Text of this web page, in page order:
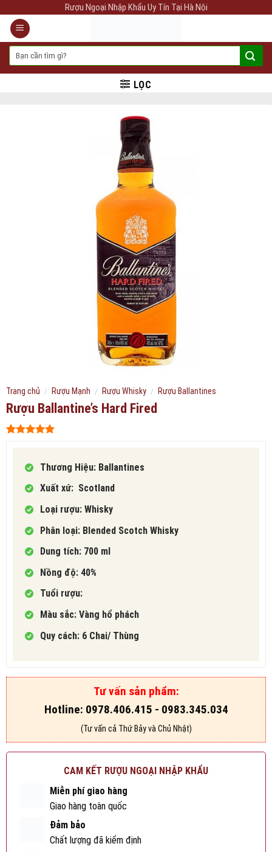
content
Rượu Ngoại Nhập Khẩu Uy Tín Tại Hà Nội
kiếm:
LỌC
Trang chủ / Rượu Mạnh / Rượu Whisky / Rượu Ballantines
Rượu Ballantine’s Hard Fired
đánh giáThương Hiệu: Ballantines
Xuất xứ: Scotland
Loại rượu: Whisky
Phân loại: Blended Scotch Whisky
Dung tích: 700 ml
Nồng độ: 40%
Tuổi rượu:
Màu sắc: Vàng hổ phách
Quy cách: 6 Chai/ Thùng
Tư vấn sản phẩm:
Hotline: 0978.406.415 - 0983.345.034
(Tư vấn cả Thứ Bảy và Chủ Nhật)
CAM KẾT RƯỢU NGOẠI NHẬP KHẨU
Miễn phí giao hàng
Giao hàng toàn quốc
Đảm bảo
Chất lượng đã kiểm định